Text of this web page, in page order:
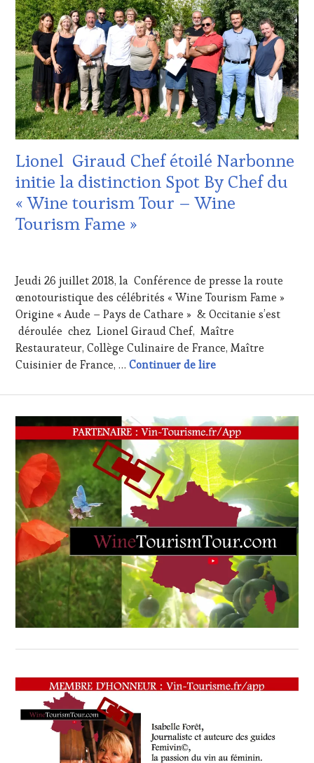
WINE
TASTING
VOUCHER,
DOMAINE
VITICOLE,
ADHÉRENT,
VIN
TOURISME,
EDITION
LES
DU
VIN
ET
DE
LA
HAUTE
INVITATIONS
&
DÉGUSTATIONS,
WINE
TASTING,
MÉDIAS,
PRESSE
ÉCRITE,
WEB,
OENOTOURISME,
PARTENAIRES
VIN
TOURISME
RESTAURATEUR,
CHEF,
CUISINIER,
ŒNOLOGUE,
SOMMELIER,
SALONS
INTERNATIONAUX,
VIGNOBLES,
WINE
TASTING
VOUCHER
TOURISM
WINE
TOURISM
TOUR,
WINETASTINGVOUCHER.COM
Lionel Giraud Chef étoilé Narbonne
initie la distinction Spot By Chef du
« Wine tourism Tour – Wine
Tourism Fame »
2018
Jeudi 26 juillet 2018, la Conférence de presse la route
œnotouristique des célébrités « Wine Tourism Fame »
Origine « Aude – Pays de Cathare » & Occitanie s’est
déroulée chez Lionel Giraud Chef, Maître
Restaurateur, Collège Culinaire de France, Maître
Cuisinier de France, …Continuer de lireLionel Giraud